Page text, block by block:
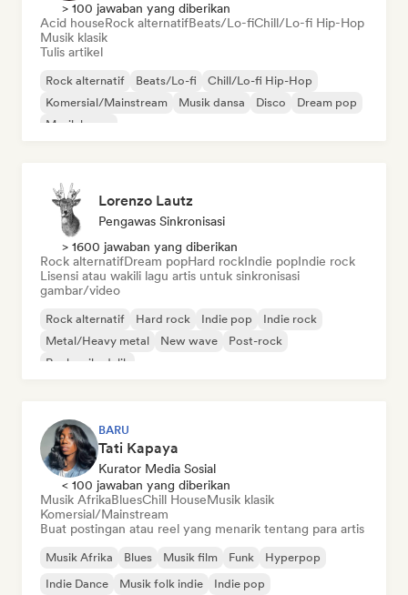
> 100 jawaban yang diberikan
Acid houseRock alternatifBeats/Lo-fiChill/Lo-fi Hip-Hop
Musik klasik
Tulis artikel
Rock alternatif Beats/Lo-fi
Chill/Lo-fi Hip-Hop
Komersial/Mainstream
Musik dansa Disco
Dream pop
Musik house
Lorenzo Lautz
Pengawas Sinkronisasi
> 1600 jawaban yang diberikan
Rock alternatifDream popHard rockIndie popIndie rock
Lisensi atau wakili lagu artis untuk sinkronisasi
gambar/video
Rock alternatif Hard rock Indie pop
Indie rock
Metal/Heavy metal
New wave
Post-rock
Rock psikedelik
BARU
Tati Kapaya
Kurator Media Sosial
< 100 jawaban yang diberikan
Musik AfrikaBluesChill HouseMusik klasik
Komersial/Mainstream
Buat postingan atau reel yang menarik tentang para artis
Musik Afrika Blues Musik film Funk
Hyperpop
Indie Dance
Musik folk indie Indie pop